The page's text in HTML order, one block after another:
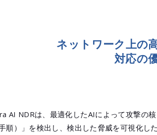
ぱすとり
LANSCOPEエンドポイントマネージャー
ネットワーク上の
対応の
AI NDRは、最適化したAIによって攻撃の
順）」を検出し、検出した脅威を可視化し